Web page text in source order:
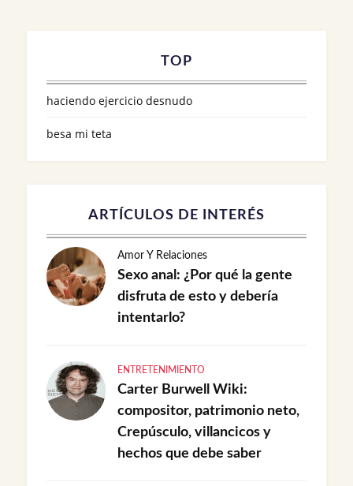
TOP
haciendo ejercicio desnudo
besa mi teta
ARTÍCULOS DE INTERÉS
Amor Y Relaciones
Sexo anal: ¿Por qué la gente
disfruta de esto y debería
intentarlo?
ENTRETENIMIENTO
Carter Burwell Wiki:
compositor, patrimonio neto,
Crepúsculo, villancicos y
hechos que debe saber